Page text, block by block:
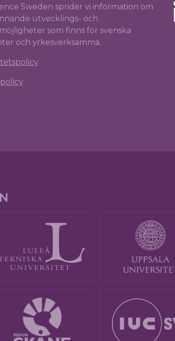
Sweden sprider vi information om
utvecklings- och
som finns för svenska
och yrkesverksamma.